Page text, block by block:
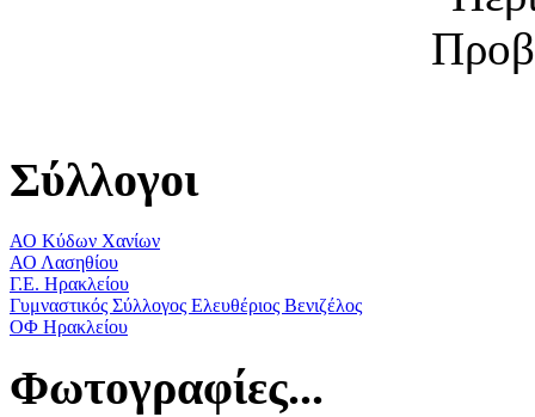
Σύλλογοι
ΑΟ Κύδων Χανίων
ΑΟ Λασηθίου
Γ.Ε. Ηρακλείου
Γυμναστικός Σύλλογος Ελευθέριος Βενιζέλος
ΟΦ Ηρακλείου
Φωτογραφίες...